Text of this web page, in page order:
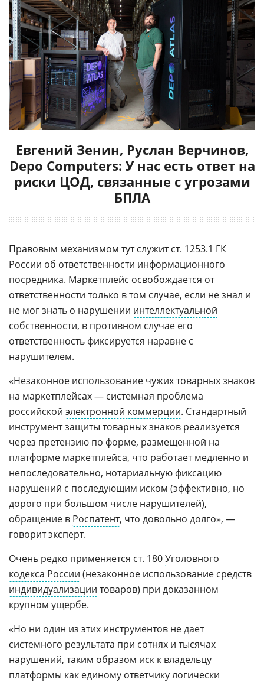
Евгений Зенин, Руслан Верчинов,
Depo Computers: У нас есть ответ на
риски ЦОД, связанные с угрозами
БПЛА
Правовым механизмом тут служит ст. 1253.1 ГК
России об ответственности информационного
посредника. Маркетплейс освобождается от
ответственности только в том случае, если не знал и
не мог знать о нарушении интеллектуальной
собственности, в противном случае его
ответственность фиксируется наравне с
нарушителем.
«Незаконное использование чужих товарных знаков
на маркетплейсах — системная проблема
российской электронной коммерции. Стандартный
инструмент защиты товарных знаков реализуется
через претензию по форме, размещенной на
платформе маркетплейса, что работает медленно и
непоследовательно, нотариальную фиксацию
нарушений с последующим иском (эффективно, но
дорого при большом числе нарушителей),
обращение в Роспатент, что довольно долго», —
говорит эксперт.
Очень редко применяется ст. 180Уголовного
кодекса России (незаконное использование средств
индивидуализации товаров) при доказанном
крупном ущербе.
«Но ни один из этих инструментов не дает
системного результата при сотнях и тысячах
нарушений, таким образом иск к владельцу
платформы как единому ответчику логически